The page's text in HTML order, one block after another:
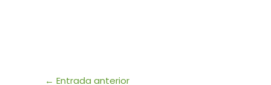
← Entrada anterior